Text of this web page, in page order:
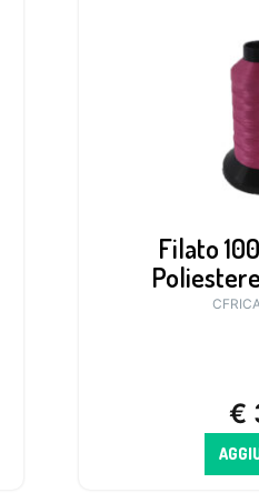
Filato
€